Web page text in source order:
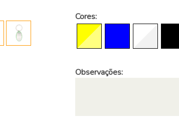
Cores:
Observações: